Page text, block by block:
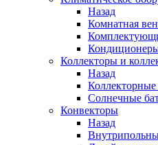
Назад
Комнатная
Коллекторы и
Назад
Солнечные
Конвекторы
Назад